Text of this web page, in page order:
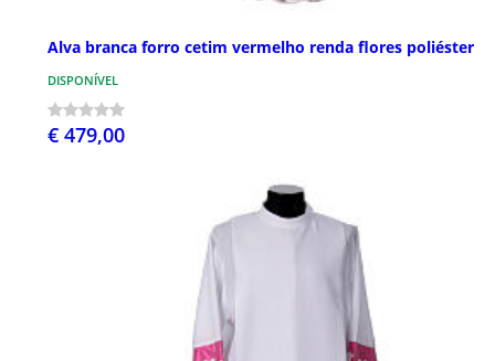
Alva branca forro cetim vermelho renda flores poliéster
DISPONÍVEL
€ 479,00